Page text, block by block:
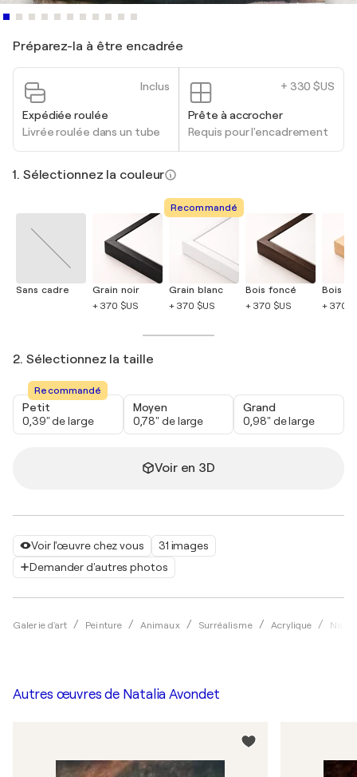
Voir l'œuvre chez vous
31 images
Demander d'autres photos
Galerie d'art Peinture Animaux Surréalisme Acrylique
Préparez-la à être encadrée
Inclus
Expédiée roulée
Livrée roulée dans un tube
+ 330 $US
Prête à accrocher
Requis pour l'encadrement
1. Sélectionnez la couleur
Sans cadre
Grain noir
+ 370 $US
Recommandé
Grain blanc
+ 370 $US
Bois foncé
+ 370 $US
Bois
+ 370
2. Sélectionnez la taille
Recommandé
Petit
0,39" de large
Moyen
0,78" de large
Grand
0,98" de large
Voir en 3D
Autres œuvres de Natalia Avondet